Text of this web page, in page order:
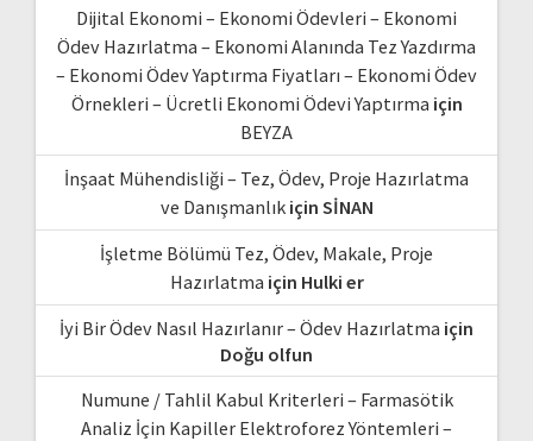
Dijital Ekonomi – Ekonomi Ödevleri – Ekonomi
Ödev Hazırlatma – Ekonomi Alanında Tez Yazdırma
– Ekonomi Ödev Yaptırma Fiyatları – Ekonomi Ödev
Örnekleri – Ücretli Ekonomi Ödevi Yaptırma için
BEYZA
İnşaat Mühendisliği – Tez, Ödev, Proje Hazırlatma
ve Danışmanlıkiçin SİNAN
İşletme Bölümü Tez, Ödev, Makale, Proje
Hazırlatma için Hulki er
İyi Bir Ödev Nasıl Hazırlanır – Ödev Hazırlatma için
Doğu olfun
Numune / Tahlil Kabul Kriterleri – Farmasötik
Analiz İçin Kapiller Elektroforez Yöntemleri –